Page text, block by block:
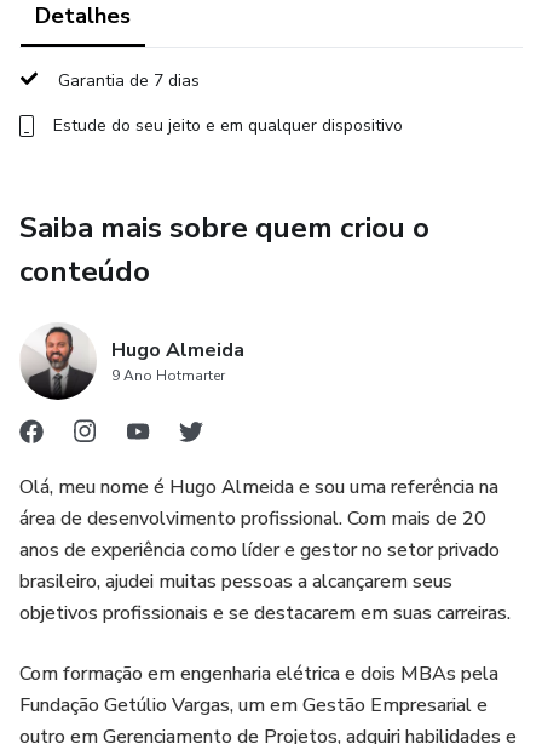
Detalhes
Garantia de 7 dias
Estude do seu jeito e em qualquer dispositivo
Saiba mais sobre quem criou o
conteúdo
Hugo Almeida
9 Ano Hotmarter
Olá, meu nome é Hugo Almeida e sou uma referência na
área de desenvolvimento profissional. Com mais de 20
anos de experiência como líder e gestor no setor privado
brasileiro, ajudei muitas pessoas a alcançarem seus
objetivos profissionais e se destacarem em suas carreiras.
Com formação em engenharia elétrica e dois MBAs pela
Fundação Getúlio Vargas, um em Gestão Empresarial e
outro em Gerenciamento de Projetos, adquiri habilidades e